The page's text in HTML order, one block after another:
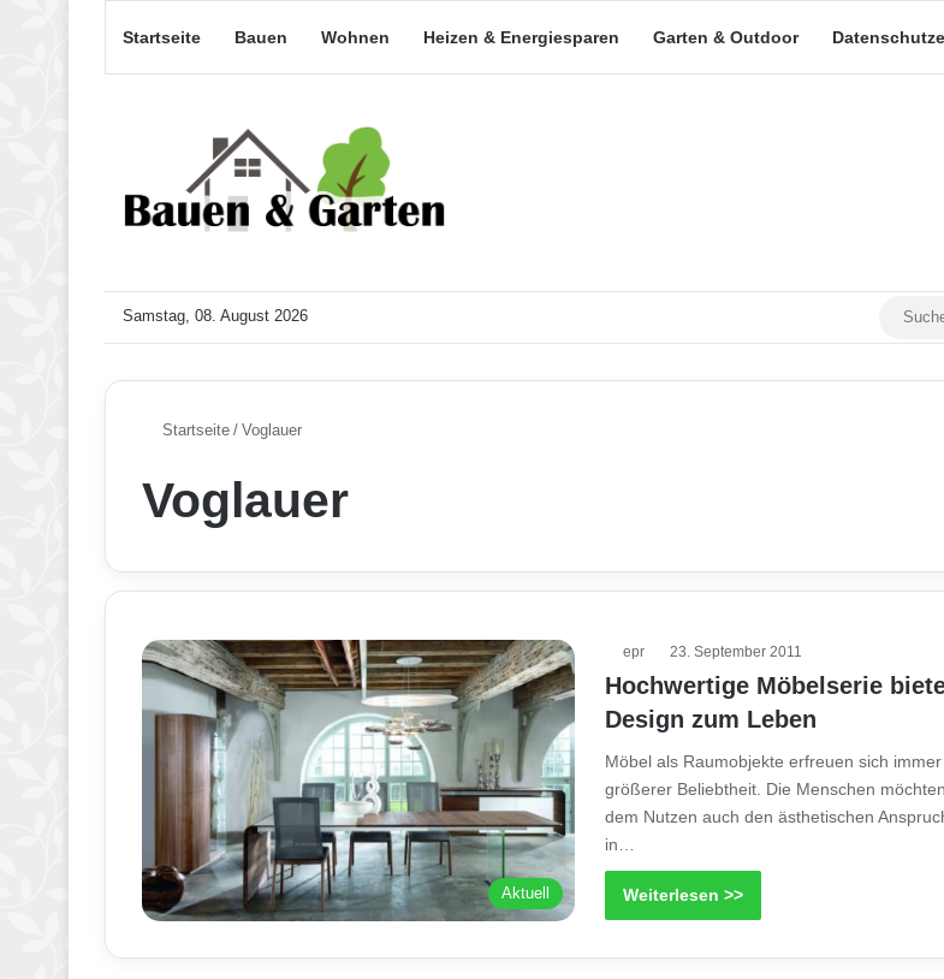
Startseite Bauen Wohnen Heizen & Energiesparen Garten & Outdoor
Samstag, 08. August 2026 Mastodon
Skin
Startseite / Voglauer
Voglauer
Aktuell
epr 23. September 2011
Hochwertige Möbelserie
Design zum Leben
Möbel als Raumobjekte erfreuen sich immer
größerer Beliebtheit. Die Menschen
dem Nutzen auch den ästhetischen
in…
Weiterlesen >>